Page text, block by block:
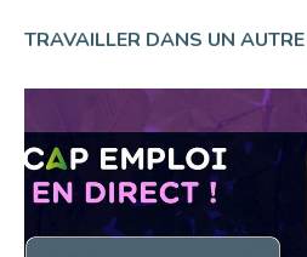
TRAVAILLER DANS UN